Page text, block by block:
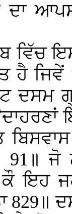
ਦਾ
ਵਿੱਚ
ਹੈ
ਦਸਮ
91॥ ਜੋ
ਕੌ ਇਹ
829॥